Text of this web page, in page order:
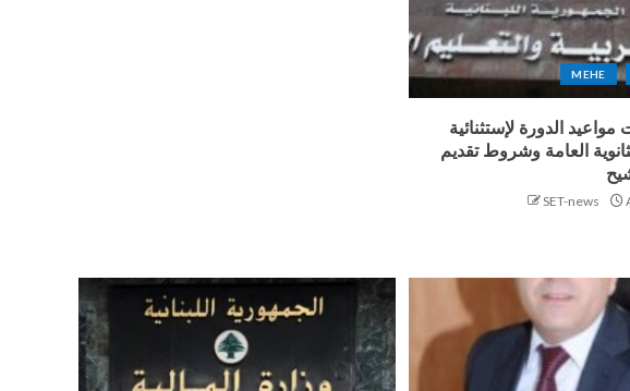
MEHE
مواعيد الدورة لإستثنائية
العامة وشروط تقديم
SET-news